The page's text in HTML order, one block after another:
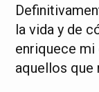
la vida y de
enriquece mi
aquellos que